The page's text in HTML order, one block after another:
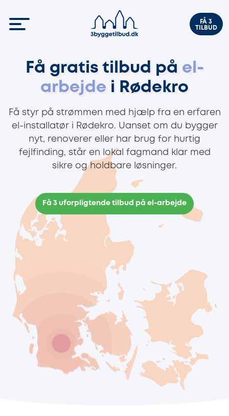
FÅ 3
TILBUD
Få gratis tilbud på el-
arbejde i Rødekro
Få styr på strømmen med hjælp fra en erfaren
el-installatør i Rødekro. Uanset om du bygger
nyt, renoverer eller har brug for hurtig
fejlfinding, står en lokal fagmand klar med
sikre og holdbare løsninger.
Få 3 uforpligtende tilbud på el-arbejde